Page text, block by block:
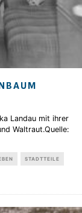
Landau mit ihrer
Waltraut.Quelle:
STADTTEILE